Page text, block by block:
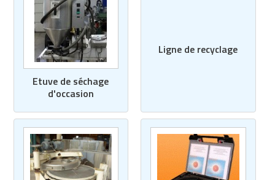
Etuve de séchage
d'occasion
Ligne de recyclage